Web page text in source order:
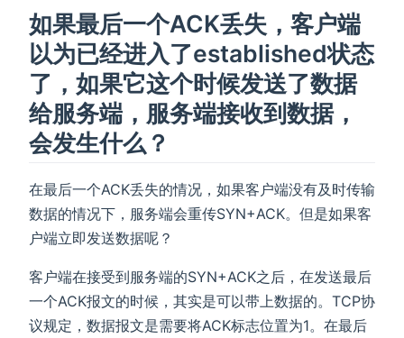
如果最后一个ACK丢失，客户端
以为已经进入了established状态
了，如果它这个时候发送了数据
给服务端，服务端接收到数据，
会发生什么？
在最后一个ACK丢失的情况，如果客户端没有及时传输
数据的情况下，服务端会重传SYN+ACK。但是如果客
户端立即发送数据呢？
客户端在接受到服务端的SYN+ACK之后，在发送最后
一个ACK报文的时候，其实是可以带上数据的。TCP协
议规定，数据报文是需要将ACK标志位置为1。在最后